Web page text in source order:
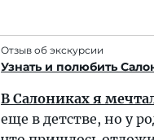
Отзыв об экскурсии
Узнать и полюбить
В Салониках я
еще в детстве, но у